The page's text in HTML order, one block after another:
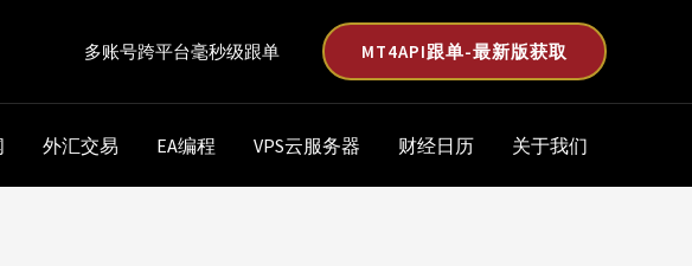
多账号跨平台毫秒级跟单 MT4API跟单-最新版获取
外汇交易 EA编程 VPS云服务器 财经日历 关于我们